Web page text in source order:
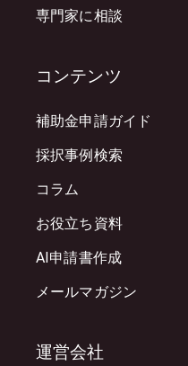
専門家に相談
コンテンツ
補助金申請ガイド
採択事例検索
コラム
お役立ち資料
AI申請書作成
メールマガジン
運営会社